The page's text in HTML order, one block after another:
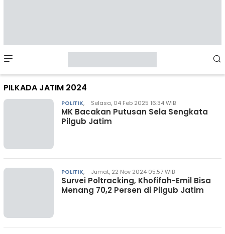
Menu
PILKADA JATIM 2024
POLITIK, Selasa, 04 Feb 2025 16:34 WIB
MK Bacakan Putusan Sela Sengkata
Pilgub Jatim
POLITIK, Jumat, 22 Nov 2024 05:57 WIB
Survei Poltracking, Khofifah-Emil Bisa
Menang 70,2 Persen di Pilgub Jatim